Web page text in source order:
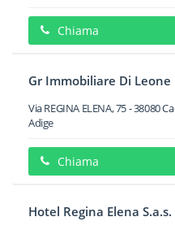
Chiama
Gr Immobiliare Di
Via REGINA ELENA, 75-38080
Adige
Chiama
Hotel Regina Elena S.a.s.